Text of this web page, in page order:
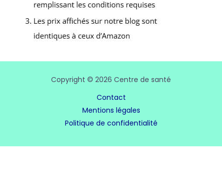
Copyright © 2026 Centre de santé
Contact
Mentions légales
Politique de confidentialité